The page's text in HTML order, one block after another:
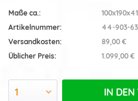
Maße ca.:
Artikelnummer:
44-903-
Versandkosten:
89,00 €
Üblicher Preis:
1.099,00 €
IN DEN